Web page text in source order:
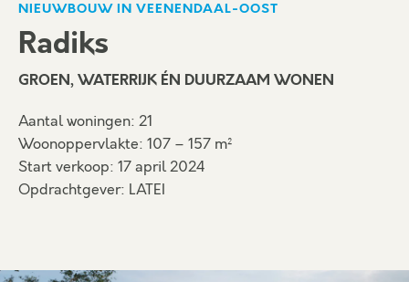
NIEUWBOUW IN VEENENDAAL-OOST
Radiks
GROEN, WATERRIJK ÉN DUURZAAM WONEN
Aantal woningen: 21
Woonoppervlakte: 107 – 157 m²
Start verkoop: 17 april 2024
Opdrachtgever: LATEI